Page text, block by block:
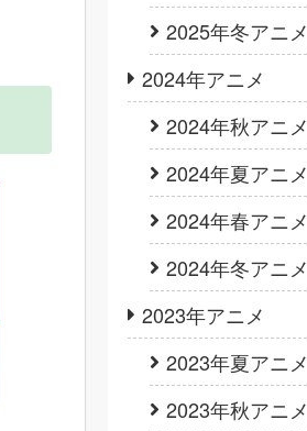
2025年冬アニメ
2024年アニメ
2024年秋アニメ
2024年夏アニメ
2024年春アニメ
2024年冬アニメ
2023年アニメ
2023年夏アニメ
2023年秋アニメ